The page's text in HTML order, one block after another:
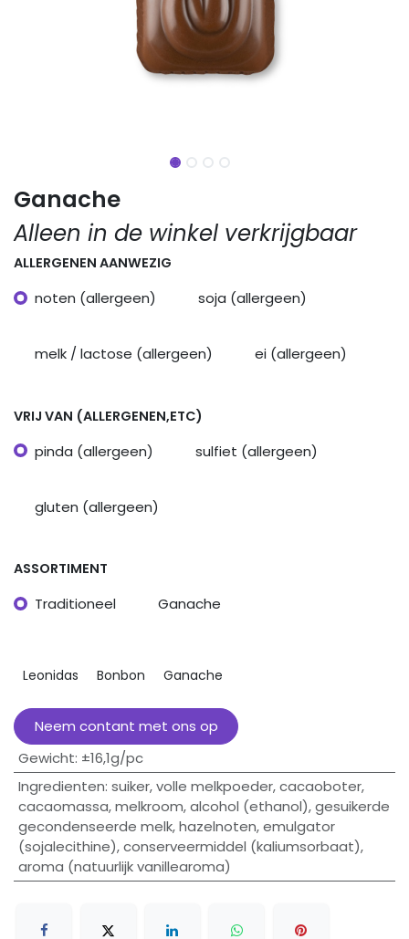
Ganache
Alleen in de winkel verkrijgbaar
ALLERGENEN AANWEZIG
noten (allergeen) soja (allergeen)
melk / lactose (allergeen) ei (allergeen)
VRIJ VAN (ALLERGENEN,ETC)
pinda (allergeen) sulfiet (allergeen)
gluten (allergeen)
ASSORTIMENT
Traditioneel Ganache
Leonidas Bonbon Ganache
Neem contant met ons op
Gewicht: ±16,1g/pc
Ingredienten: suiker, volle melkpoeder, cacaoboter,
cacaomassa, melkroom, alcohol (ethanol), gesuikerde
gecondenseerde melk, hazelnoten, emulgator
(sojalecithine), conserveermiddel (kaliumsorbaat),
aroma (natuurlijk vanillearoma)